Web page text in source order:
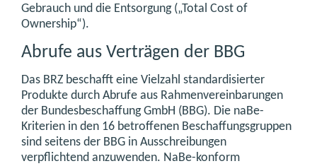
Gebrauch und die Entsorgung („Total Cost of
Ownership“).
Abrufe aus Verträgen der BBG
Das BRZ beschafft eine Vielzahl standardisierter
Produkte durch Abrufe aus Rahmenvereinbarungen
der Bundesbeschaffung GmbH (BBG). Die naBe-
Kriterien in den 16 betroffenen Beschaffungsgruppen
sind seitens der BBG in Ausschreibungen
verpflichtend anzuwenden. NaBe-konform